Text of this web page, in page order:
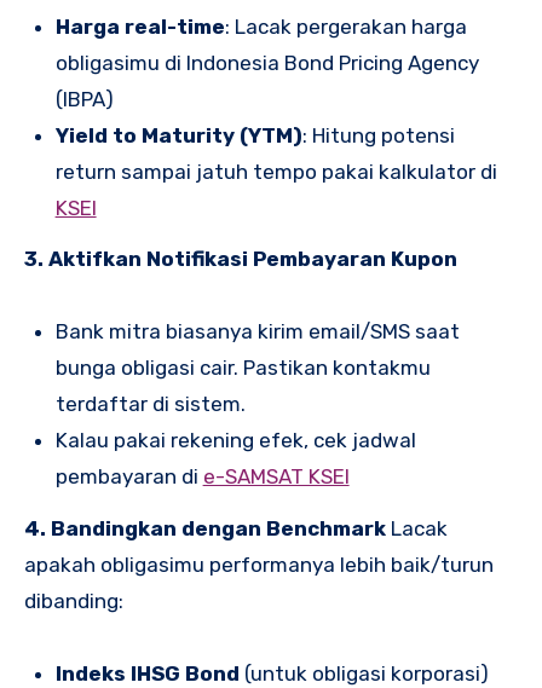
Harga real-time: Lacak pergerakan harga
obligasimu di Indonesia Bond Pricing Agency
(IBPA)
Yield to Maturity (YTM): Hitung potensi
return sampai jatuh tempo pakai kalkulator di
KSEI
3. Aktifkan Notifikasi Pembayaran Kupon
Bank mitra biasanya kirim email/SMS saat
bunga obligasi cair. Pastikan kontakmu
terdaftar di sistem.
Kalau pakai rekening efek, cek jadwal
pembayaran di e-SAMSAT KSEI
4. Bandingkan dengan Benchmark Lacak
apakah obligasimu performanya lebih baik/turun
dibanding:
Indeks IHSG Bond (untuk obligasi korporasi)